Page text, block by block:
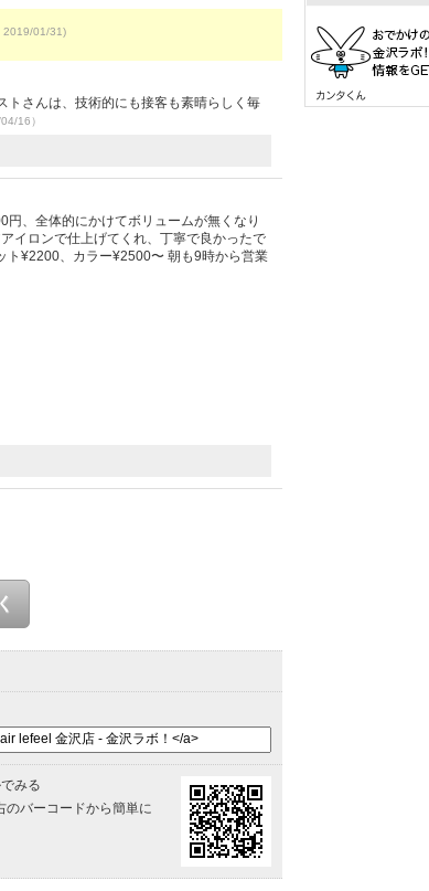
2019/01/31)
トさんは、技術的にも接客も素晴らしく毎
16）
、全体的にかけてボリュームが無くなり
イロンで仕上げてくれ、丁寧で良かったで
ト¥2200、カラー¥2500〜 朝も9時から営業
みる
のバーコードから簡単に